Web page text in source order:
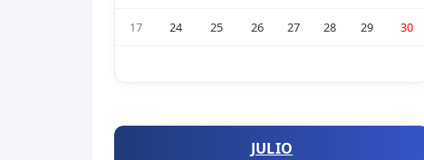
17 24 25 26 27 28 29 30
JULIO